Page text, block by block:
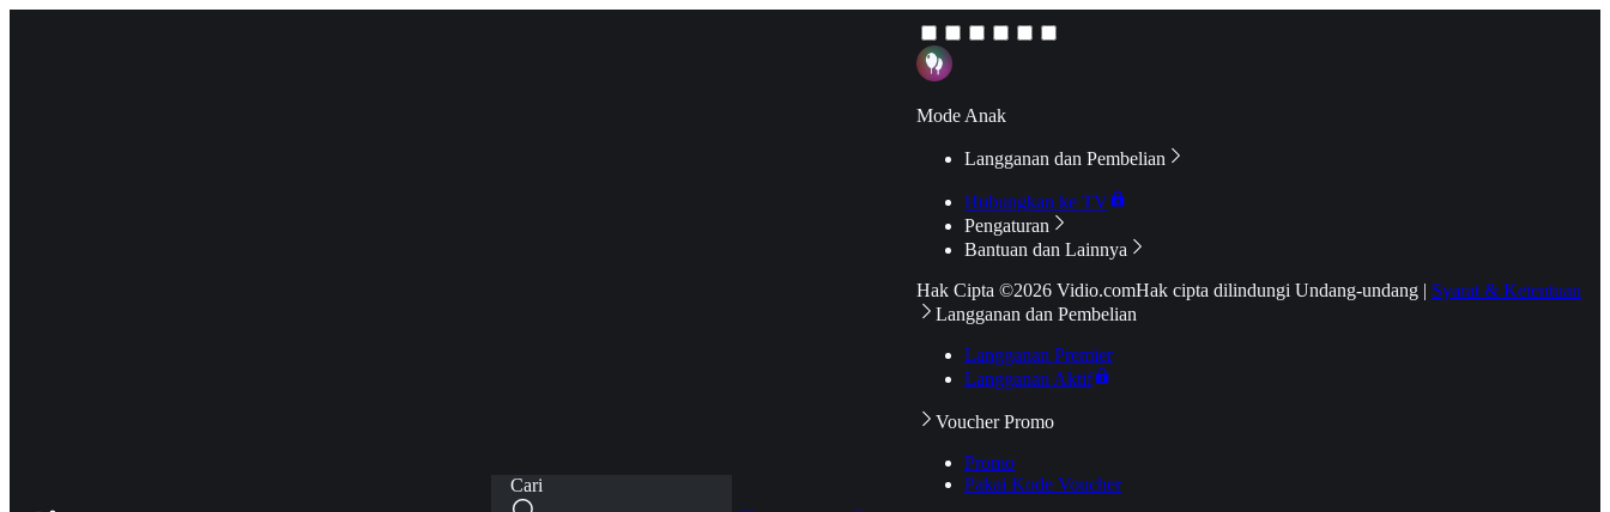
Cari
Mode Anak
Langganan dan Pembelian
Hubungkan ke TV
Pengaturan
Bantuan dan Lainnya
Hak Cipta ©2026 Vidio.comHak cipta dilindungi Undang-undang | Syarat & Ketentuan
Langganan dan Pembelian
Langganan Premier
Langganan Aktif
Voucher Promo
Promo
Pakai Kode Voucher